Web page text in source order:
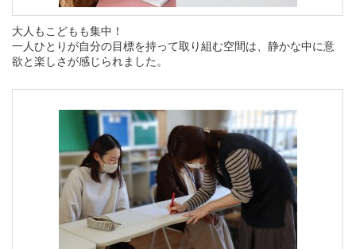
大人もこどもも集中！
一人ひとりが自分の目標を持って取り組む空間は、静かな中に意
欲と楽しさが感じられました。